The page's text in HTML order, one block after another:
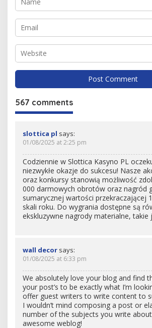
567 comments
slottica pl says:
01/08/2025 at 2:25 pm
Codziennie w Slottica Kasyno PL
niezwykłe okazje do sukcesu! Nasze
oraz konkursy stanowią możliwość
000 darmowych obrotów oraz nagród
sumarycznej wartości przekraczającej
skali roku. Do wygrania dostępne są
ekskluzywne nagrody materialne, takie
wall decor says:
01/08/2025 at 6:33 pm
We absolutely love your blog and find
your post’s to be exactly what I’m
offer guest writers to write content to
I wouldn’t mind composing a post or
number of the subjects you write
awesome weblog!